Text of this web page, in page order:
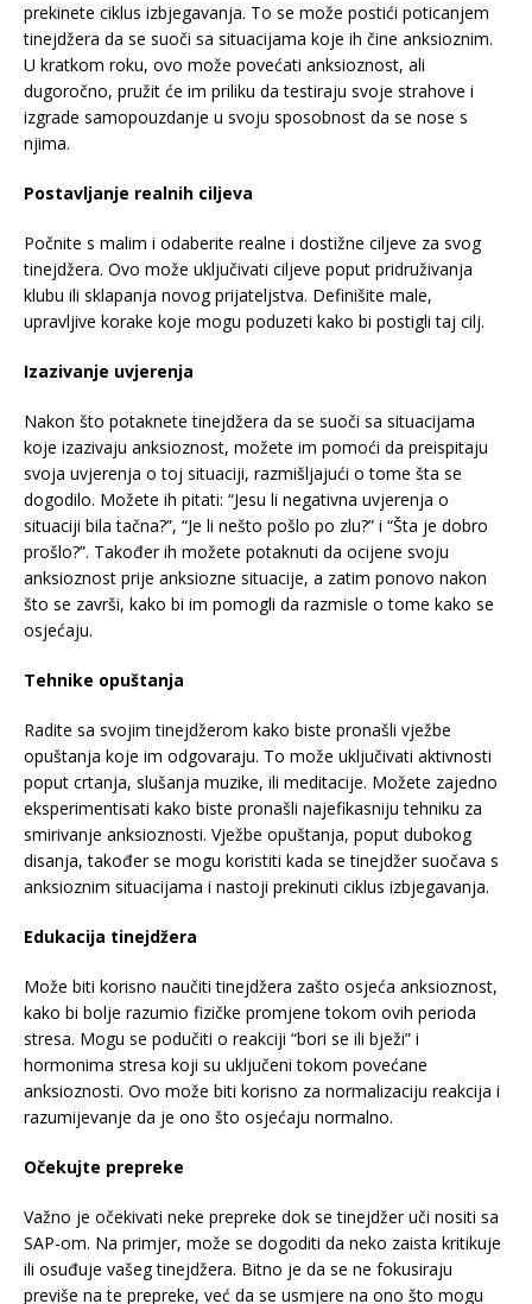
prekinete ciklus izbjegavanja. To se može postići poticanjem
tinejdžera da se suoči sa situacijama koje ih čine anksioznim.
U kratkom roku, ovo može povećati anksioznost, ali
dugoročno, pružit će im priliku da testiraju svoje strahove i
izgrade samopouzdanje u svoju sposobnost da se nose s
njima.
Postavljanje realnih ciljeva
Počnite s malim i odaberite realne i dostižne ciljeve za svog
tinejdžera. Ovo može uključivati ciljeve poput pridruživanja
klubu ili sklapanja novog prijateljstva. Definišite male,
upravljive korake koje mogu poduzeti kako bi postigli taj cilj.
Izazivanje uvjerenja
Nakon što potaknete tinejdžera da se suoči sa situacijama
koje izazivaju anksioznost, možete im pomoći da preispitaju
svoja uvjerenja o toj situaciji, razmišljajući o tome šta se
dogodilo. Možete ih pitati: “Jesu li negativna uvjerenja o
situaciji bila tačna?”, “Je li nešto pošlo po zlu?” i “Šta je dobro
prošlo?”. Također ih možete potaknuti da ocijene svoju
anksioznost prije anksiozne situacije, a zatim ponovo nakon
što se završi, kako bi im pomogli da razmisle o tome kako se
osjećaju.
Tehnike opuštanja
Radite sa svojim tinejdžerom kako biste pronašli vježbe
opuštanja koje im odgovaraju. To može uključivati aktivnosti
poput crtanja, slušanja muzike, ili meditacije. Možete zajedno
eksperimentisati kako biste pronašli najefikasniju tehniku za
smirivanje anksioznosti. Vježbe opuštanja, poput dubokog
disanja, također se mogu koristiti kada se tinejdžer suočava s
anksioznim situacijama i nastoji prekinuti ciklus izbjegavanja.
Edukacija tinejdžera
Može biti korisno naučiti tinejdžera zašto osjeća anksioznost,
kako bi bolje razumio fizičke promjene tokom ovih perioda
stresa. Mogu se podučiti o reakciji “bori se ili bježi” i
hormonima stresa koji su uključeni tokom povećane
anksioznosti. Ovo može biti korisno za normalizaciju reakcija i
razumijevanje da je ono što osjećaju normalno.
Očekujte prepreke
Važno je očekivati neke prepreke dok se tinejdžer uči nositi sa
SAP-om. Na primjer, može se dogoditi da neko zaista kritikuje
ili osuđuje vašeg tinejdžera. Bitno je da se ne fokusiraju
previše na te prepreke, već da se usmjere na ono što mogu